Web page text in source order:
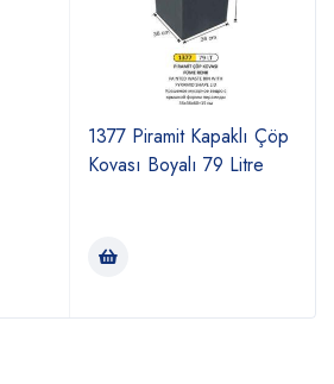
1377 Piramit Kapaklı Çöp
Kovası Boyalı 79 Litre